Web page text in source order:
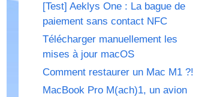
[Test] Aeklys One : La bague de
paiement sans contact NFC
Télécharger manuellement les
mises à jour macOS
Comment restaurer un Mac M1 ?!
MacBook Pro M(ach)1, un avion